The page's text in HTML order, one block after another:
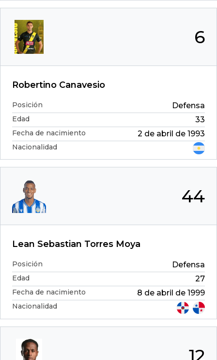
6
Robertino Canavesio
Posición Defensa
Edad 33
Fecha de nacimiento 2 de abril de 1993
Nacionalidad
44
Lean Sebastian Torres Moya
Posición Defensa
Edad 27
Fecha de nacimiento 8 de abril de 1999
Nacionalidad
12